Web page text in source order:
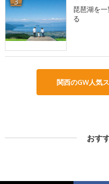
琵琶湖を
る
関西のGW人気
おす